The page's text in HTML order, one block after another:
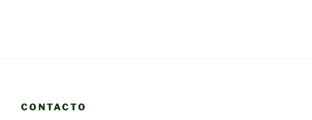
CONTACTO